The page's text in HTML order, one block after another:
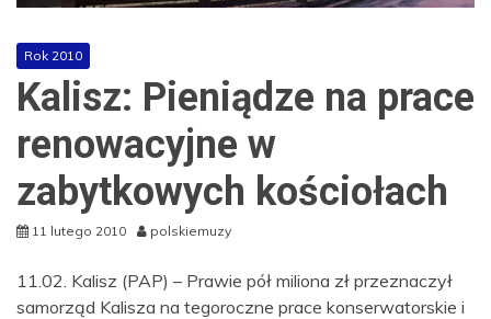
Rok 2010
Kalisz: Pieniądze na prace
renowacyjne w
zabytkowych kościołach
11 lutego 2010 polskiemuzy
11.02. Kalisz (PAP) – Prawie pół miliona zł przeznaczył
samorząd Kalisza na tegoroczne prace konserwatorskie i